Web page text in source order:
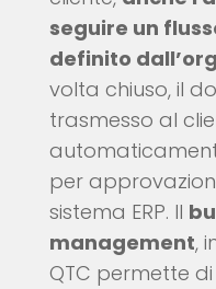
seguire un
definito
volta chiuso, il
trasmesso al
per
sistema ERP. Il
management,
QTC permette